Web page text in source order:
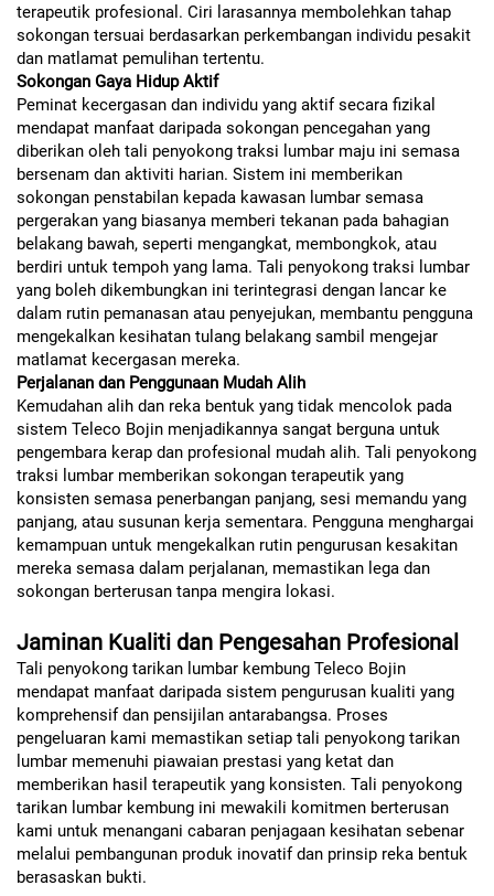
terapeutik profesional. Ciri larasannya membolehkan tahap
sokongan tersuai berdasarkan perkembangan individu pesakit
dan matlamat pemulihan tertentu.
Sokongan Gaya Hidup Aktif
Peminat kecergasan dan individu yang aktif secara fizikal
mendapat manfaat daripada sokongan pencegahan yang
diberikan oleh tali penyokong traksi lumbar maju ini semasa
bersenam dan aktiviti harian. Sistem ini memberikan
sokongan penstabilan kepada kawasan lumbar semasa
pergerakan yang biasanya memberi tekanan pada bahagian
belakang bawah, seperti mengangkat, membongkok, atau
berdiri untuk tempoh yang lama. Tali penyokong traksi lumbar
yang boleh dikembungkan ini terintegrasi dengan lancar ke
dalam rutin pemanasan atau penyejukan, membantu pengguna
mengekalkan kesihatan tulang belakang sambil mengejar
matlamat kecergasan mereka.
Perjalanan dan Penggunaan Mudah Alih
Kemudahan alih dan reka bentuk yang tidak mencolok pada
sistem Teleco Bojin menjadikannya sangat berguna untuk
pengembara kerap dan profesional mudah alih. Tali penyokong
traksi lumbar memberikan sokongan terapeutik yang
konsisten semasa penerbangan panjang, sesi memandu yang
panjang, atau susunan kerja sementara. Pengguna menghargai
kemampuan untuk mengekalkan rutin pengurusan kesakitan
mereka semasa dalam perjalanan, memastikan lega dan
sokongan berterusan tanpa mengira lokasi.
Jaminan Kualiti dan Pengesahan Profesional
Tali penyokong tarikan lumbar kembung Teleco Bojin
mendapat manfaat daripada sistem pengurusan kualiti yang
komprehensif dan pensijilan antarabangsa. Proses
pengeluaran kami memastikan setiap tali penyokong tarikan
lumbar memenuhi piawaian prestasi yang ketat dan
memberikan hasil terapeutik yang konsisten. Tali penyokong
tarikan lumbar kembung ini mewakili komitmen berterusan
kami untuk menangani cabaran penjagaan kesihatan sebenar
melalui pembangunan produk inovatif dan prinsip reka bentuk
berasaskan bukti.